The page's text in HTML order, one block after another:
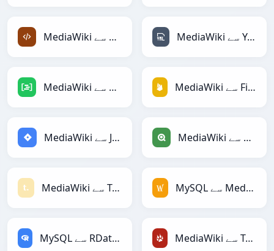
MediaWiki سے XML MediaWiki سے YAML
MediaWiki سے DAX MediaWiki سے Firebase
MediaWiki سے Jira MediaWiki سے Qlik
MediaWiki سے Textile MySQL سے MediaWiki
MySQL سے RDataFrame MediaWiki سے TracWiki